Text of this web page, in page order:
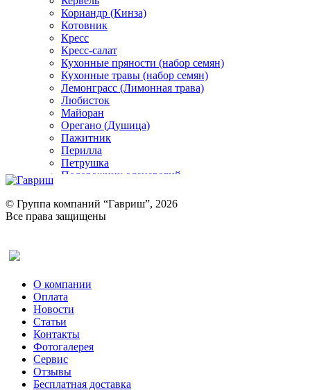
Кориандр (Кинза)
Котовник
Кресс
Кресс-салат
Кухонные пряности (набор семян)
Кухонные травы (набор семян)
Лемонграсс (Лимонная трава)
Любисток
Майоран
Орегано (Душица)
Пажитник
Перилла
Петрушка
Подорожник оленерогий
Ревень
Рукола
Рута
Тмин
Трава для чая
Туласи
Укроп
Фенхель пряный
Хризантема овощная
Цикорий пряный
Цикорий салатный (Витлуф)
Черемша
© Группа компаний “Гавриш”, 2026
Все права защищены
О компании
Оплата
Новости
Статьи
Контакты
Фотогалерея​
Сервис
Отзывы
Бесплатная доставка